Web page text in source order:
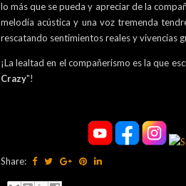
lo más que se pueda y apreciar de la
melodía acústica y una voz tremenda
rescatando sentimientos reales y vivencias
¡La lealtad en el compañerismo es la que
Crazy"!
Share: